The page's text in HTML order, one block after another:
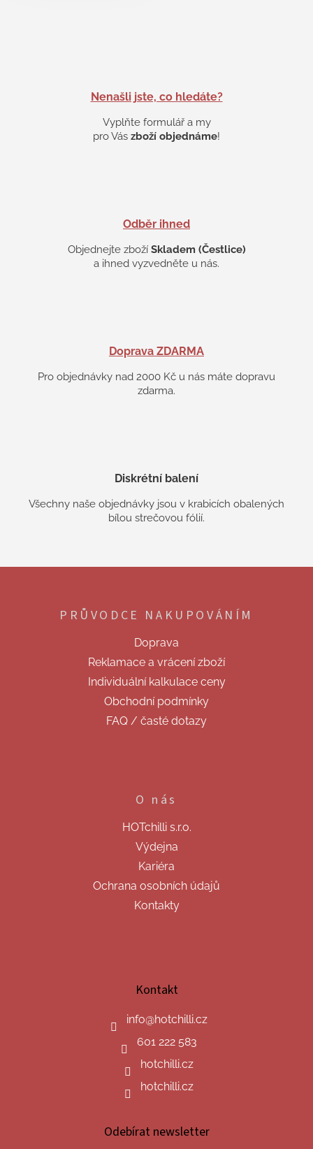
p
v
k
s
u
Nenašli jste, co hledáte?
Vyplňte formulář a my
pro Vás zboží objednáme!
Odběr ihned
Objednejte zboží Skladem (Čestlice)
a ihned vyzvedněte u nás.
Doprava ZDARMA
Pro objednávky nad 2000 Kč u nás máte dopravu
zdarma.
Diskrétní balení
Všechny naše objednávky jsou v krabicích obalených
bílou strečovou fólií.
Z
PRŮVODCE NAKUPOVÁNÍM
Doprava
Reklamace a vrácení zboží
Individuální kalkulace ceny
Obchodní podmínky
FAQ / časté dotazy
O nás
HOTchilli s.r.o.
Výdejna
Kariéra
Ochrana osobních údajů
Kontakty
Kontakt
info@hotchilli.cz
601 222 583
hotchilli.cz
hotchilli.cz
Odebírat newsletter